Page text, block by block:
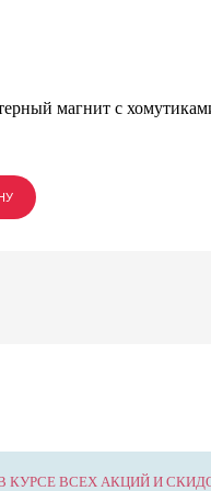
магнит с
КУРСЕ ВСЕХ АКЦИЙ И